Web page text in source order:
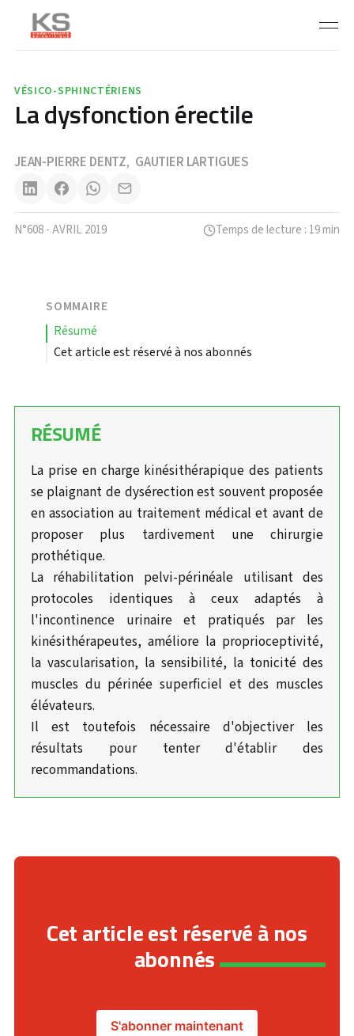
VÉSICO-SPHINCTÉRIENS
La dysfonction érectile
JEAN-PIERRE DENTZ, GAUTIER LARTIGUES
N°608 - AVRIL 2019 Temps de lecture : 19 min
SOMMAIRE
résumé
Cet article est réservé à nos abonnés
RÉSUMÉ
La prise en charge kinésithérapique des patients
se plaignant de dysérection est souvent proposée
en association au traitement médical et avant de
proposer plus tardivement une chirurgie
prothétique.
La réhabilitation pelvi-périnéale utilisant des
protocoles identiques à ceux adaptés à
l'incontinence urinaire et pratiqués par les
kinésithérapeutes, améliore la proprioceptivité,
la vascularisation, la sensibilité, la tonicité des
muscles du périnée superficiel et des muscles
élévateurs.
Il est toutefois nécessaire d'objectiver les
résultats pour tenter d'établir des
recommandations.
Cet article est réservé à nos
abonnés
S'abonner maintenant